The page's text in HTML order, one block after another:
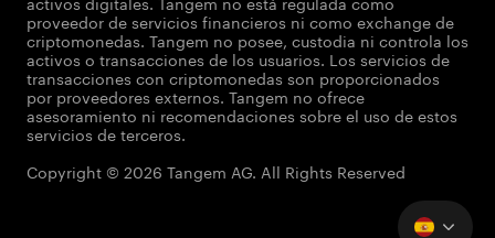
proveedor de servicios financieros ni como exchange de
criptomonedas. Tangem no posee, custodia ni controla los
activos o transacciones de los usuarios. Los servicios de
transacciones con criptomonedas son proporcionados
por proveedores externos. Tangem no ofrece
asesoramiento ni recomendaciones sobre el uso de estos
servicios de terceros.